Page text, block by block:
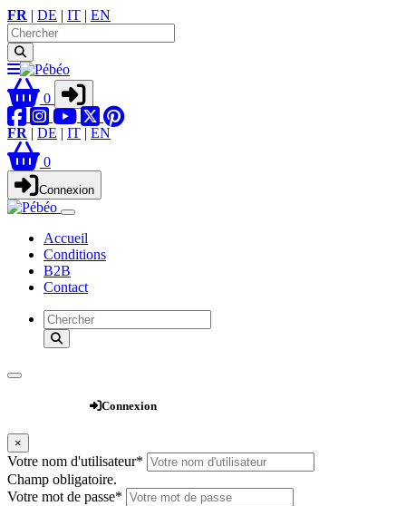
FR | DE | IT | EN
0
FR | DE | IT | EN
0
Connexion
Accueil
Conditions
B2B
Contact
Connexion
×
Votre nom d'utilisateur*
Champ obligatoire.
Votre mot de passe*